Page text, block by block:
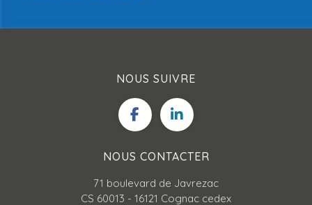
NOUS SUIVRE
NOUS CONTACTER
71 boulevard de Javrezac
CS 60013 - 16121 Cognac cedex